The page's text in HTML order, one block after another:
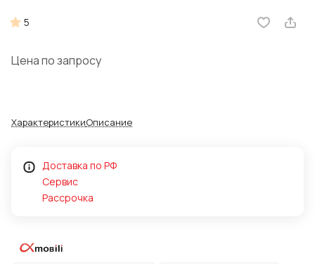
5
Цена по запросу
ХарактеристикиОписание
Доставка по РФ
Сервис
Рассрочка